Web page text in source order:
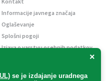
×
se je izdajanje uradnega
Informacije javnega značaja
Oglaševanje
Splošni pogoji
Izjava o varstvu osebnih podatkov